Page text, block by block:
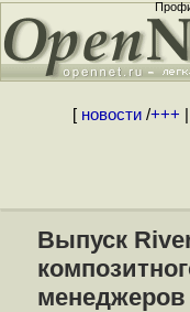
[ новости/+++
Выпуск
менеджеров